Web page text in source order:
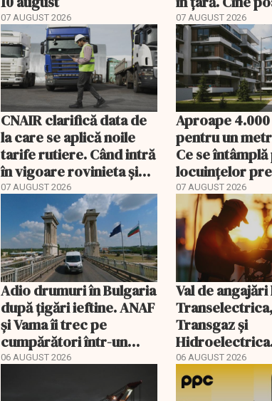
07 AUGUST 2026
banii și ce
rambursat
07 AUGUST 2026
CNAIR clarifică data de
la care se aplică noile
tarife rutiere. Când intră
în vigoare rovinieta și
TollRo
07 AUGUST 2026
Aproape
pentru un
Ce se
locuințelor
07 AUGUST 2026
Adio drumuri în Bulgaria
după țigări ieftine. ANAF
și Vama îi trec pe
cumpărători într-un
registru electronic
06 AUGUST 2026
Val de angajări
Transelectrica,
Transgaz și
400 de
06 AUGUST 2026